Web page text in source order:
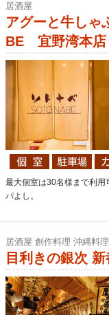
居酒屋
アグーと牛し
BE 宜野湾本店
最大個室は30名様まで利用
パよし。
居酒屋 創作料理 沖縄料
目利きの銀次